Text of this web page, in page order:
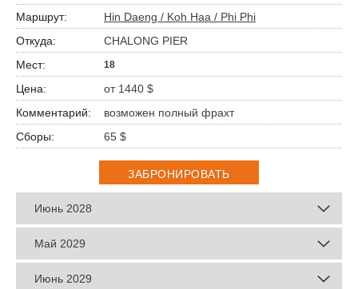
Hin Daeng / Koh Haa / Phi Phi
CHALONG PIER
18
от 1440 $
возможен полный фрахт
65 $
ЗАБРОНИРОВАТЬ
Июнь 2028
Май 2029
Июнь 2029